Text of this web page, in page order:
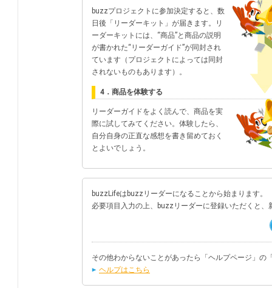
buzzプロジェクトに参加決定すると、数
日後「リーダーキット」が届きます。リ
ーダーキットには、“商品”と商品の説明
が書かれた“リーダーガイド”が同封され
ています（プロジェクトによっては同封
されないものもあります）。
4．商品を体験する
リーダーガイドをよく読んで、商品を実
際に試してみてください。体験したら、
自分自身の正直な感想を書き留めておく
とよいでしょう。
buzzLifeはbuzzリーダーになることから始まります。
必要項目入力の上、buzzリーダーに登録いただくと
その他わからないことがあったら「ヘルプページ」
ヘルプはこちら